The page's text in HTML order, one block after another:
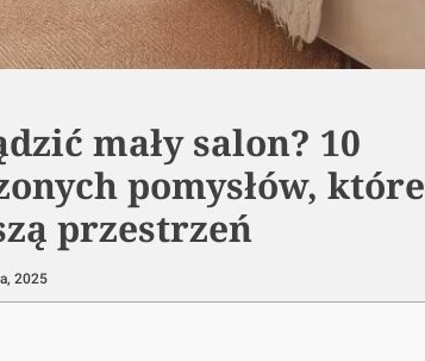
mały salon? 10
pomysłów, które
przestrzeń
2025